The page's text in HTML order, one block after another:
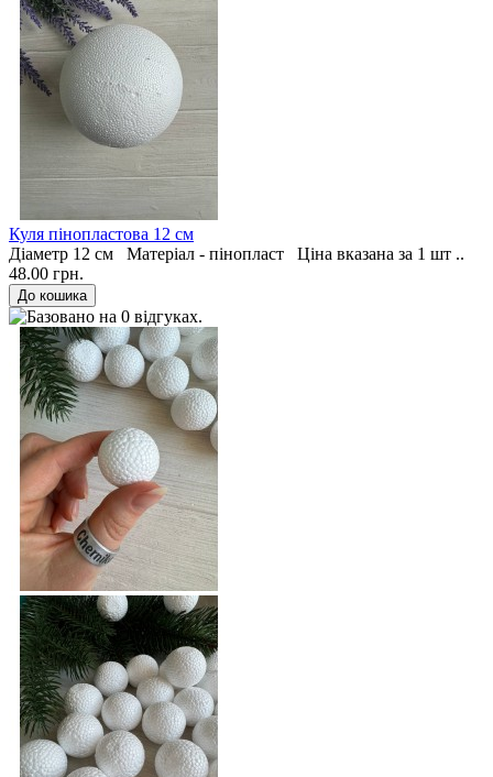
Куля пінопластова 12 см
Діаметр 12 см Матеріал - пінопласт Ціна вказана за 1 шт ..
48.00 грн.